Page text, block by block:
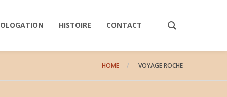
HISTOIRE CONTACT
HOME VOYAGE ROCHE